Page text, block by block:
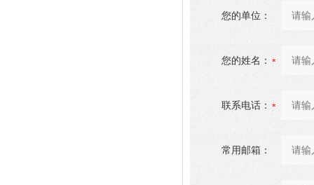
您的单位：
您的姓名：
联系电话：
常用邮箱：